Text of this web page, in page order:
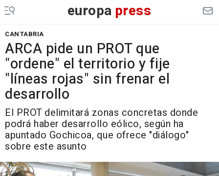
europa press
CANTABRIA
ARCA pide un PROT que
"ordene" el territorio y fije
"líneas rojas" sin frenar el
desarrollo
El PROT delimitará zonas concretas donde
podrá haber desarrollo eólico, según ha
apuntado Gochicoa, que ofrece "diálogo"
sobre este asunto